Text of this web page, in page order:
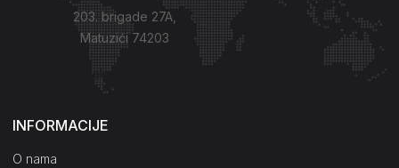
203. brigade 27A,
Matuzići 74203
Kako do nas?
INFORMACIJE
O nama